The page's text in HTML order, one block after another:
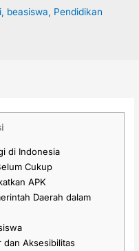
, beasiswa, Pendidikan
di Indonesia
Cukup
APK
Daerah dalam
dan Aksesibilitas